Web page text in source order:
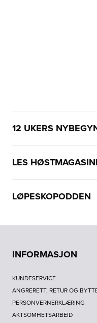
12 UKERS
LES
LØPESKOPODDEN
INFORMASJON
KUNDESERVICE
ANGRERETT, RETUR OG
PERSONVERNERKLÆRING
AKTSOMHETSARBEID